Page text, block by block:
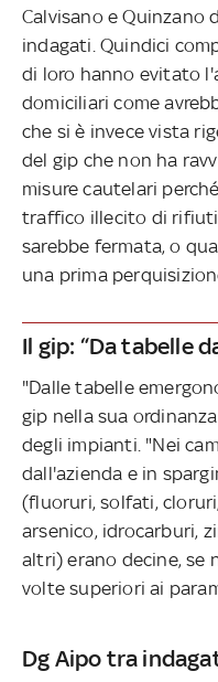
Calvisano e Quinzano
indagati. Quindici
di loro hanno evitato
domiciliari come
che si è invece vista
del gip che non ha
misure cautelari
traffico illecito di rifiuti
sarebbe fermata, o
una prima
Il gip: “Da tabelle
"Dalle tabelle
gip nella sua
degli impianti. "Nei
dall'azienda e in
(fluoruri, solfati,
arsenico, idrocarburi,
altri) erano decine, se
volte superiori ai
Dg Aipo tra